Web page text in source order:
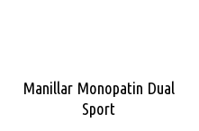
Manillar Monopatin Dual
Sport